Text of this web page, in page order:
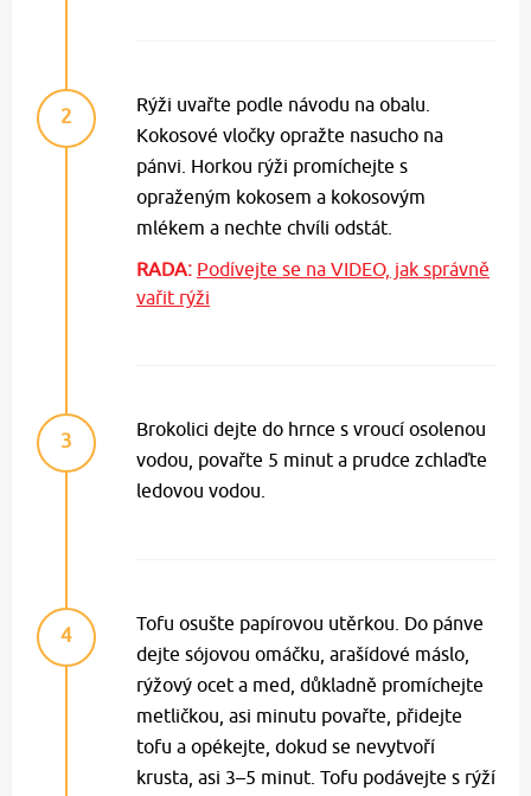
2
Rýži uvařte podle návodu na obalu.
Kokosové vločky opražte nasucho na
pánvi. Horkou rýži promíchejte s
opraženým kokosem a kokosovým
mlékem a nechte chvíli odstát.
RADA: Podívejte se na VIDEO, jak správně
vařit rýži
3
Brokolici dejte do hrnce s vroucí osolenou
vodou, povařte 5 minut a prudce zchlaďte
ledovou vodou.
4
Tofu osušte papírovou utěrkou. Do pánve
dejte sójovou omáčku, arašídové máslo,
rýžový ocet a med, důkladně promíchejte
metličkou, asi minutu povařte, přidejte
tofu a opékejte, dokud se nevytvoří
krusta, asi 3–5 minut. Tofu podávejte s rýží